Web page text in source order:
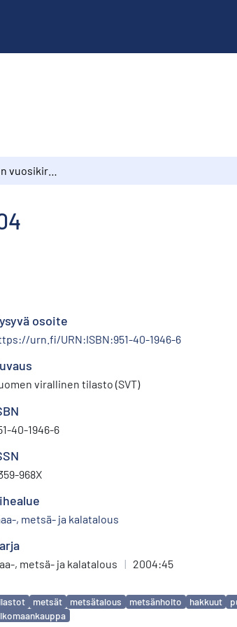
osoite
urn.fi/URN:ISBN:951-40-1946-6
virallinen tilasto (SVT)
40-1946-6
968X
, metsä- ja kalatalous
, metsä- ja kalatalous | 2004:45
metsät metsätalous metsänhoito hakkuut